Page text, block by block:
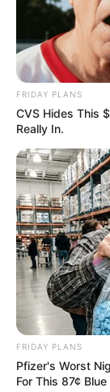
FRIDAY PLANS
CVS Hides This
Really In.
FRIDAY PLANS
Pfizer's Worst
For This 87¢